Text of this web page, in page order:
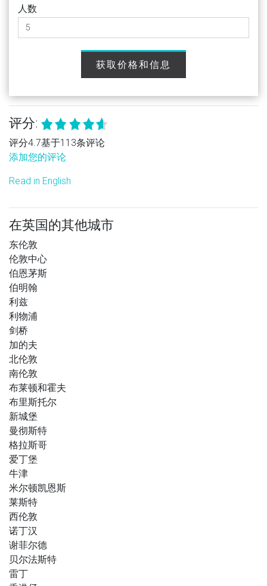
人数
获取价格和信息
评分:
评分4.7基于113条评论
添加您的评论
Read in English
在英国的其他城市
东伦敦
伦敦中心
伯恩茅斯
伯明翰
利兹
利物浦
剑桥
加的夫
北伦敦
南伦敦
布莱顿和霍夫
布里斯托尔
新城堡
曼彻斯特
格拉斯哥
爱丁堡
牛津
米尔顿凯恩斯
莱斯特
西伦敦
诺丁汉
谢菲尔德
贝尔法斯特
雷丁